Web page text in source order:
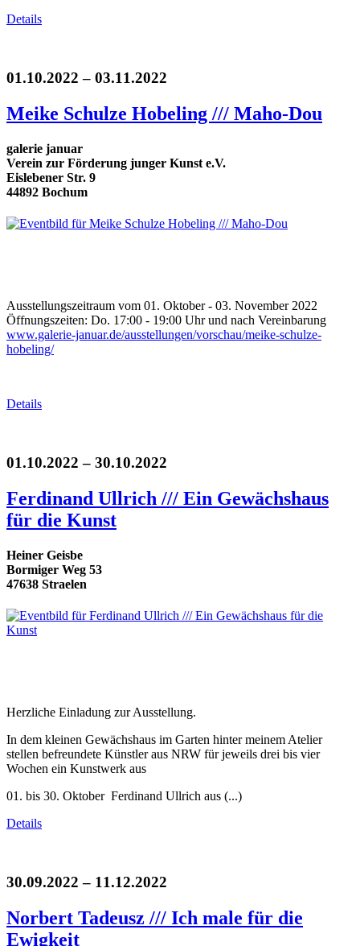
Details
01.10.2022 – 03.11.2022
Meike Schulze Hobeling /// Maho-Dou
galerie januar
Verein zur Förderung junger Kunst e.V.
Eislebener Str. 9
44892 Bochum
Ausstellungszeitraum vom 01. Oktober - 03. November 2022
Öffnungszeiten: Do. 17:00 - 19:00 Uhr und nach Vereinbarung
www.galerie-januar.de/ausstellungen/vorschau/meike-schulze-
hobeling/
Details
01.10.2022 – 30.10.2022
Ferdinand Ullrich /// Ein Gewächshaus
für die Kunst
Heiner Geisbe
Bormiger Weg 53
47638 Straelen
Herzliche Einladung zur Ausstellung.
In dem kleinen Gewächshaus im Garten hinter meinem Atelier
stellen befreundete Künstler aus NRW für jeweils drei bis vier
Wochen ein Kunstwerk aus
01. bis 30. Oktober Ferdinand Ullrich aus (...)
Details
30.09.2022 – 11.12.2022
Norbert Tadeusz /// Ich male für die
Ewigkeit